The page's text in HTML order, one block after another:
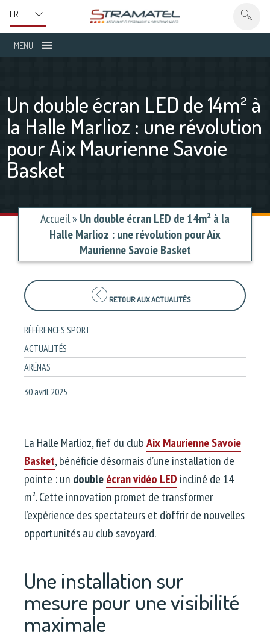
MENU
Un double écran LED de 14m² à
la Halle Marlioz : une révolution
pour Aix Maurienne Savoie
Basket
Accueil» Un double écran LED de 14m² à la
Halle Marlioz : une révolution pour Aix
Maurienne Savoie Basket
RETOUR AUX ACTUALITÉS
RÉFÉRENCES SPORT
ACTUALITÉS
ARÉNAS
30 avril 2025
La Halle Marlioz, fief du clubAix Maurienne Savoie
Basket, bénéficie désormais d’une installation de
pointe : un doubleécran vidéo LED incliné de 14
m². Cette innovation promet de transformer
l’expérience des spectateurs et d’offrir de nouvelles
opportunités au club savoyard.
Une installation sur
mesure pour une visibilité
maximale